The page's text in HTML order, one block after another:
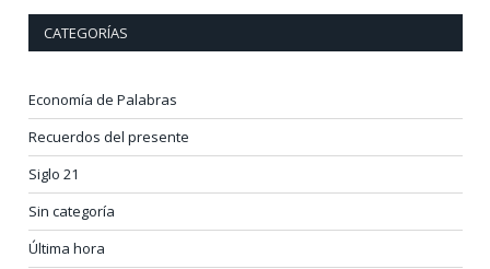
CATEGORÍAS
Economía de Palabras
Recuerdos del presente
Siglo 21
Sin categoría
Última hora